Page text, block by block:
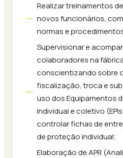
Realizar treinamentos
novos funcionários,
normas e
Supervisionar e
colaboradores na
conscientizando sobre
fiscalização, troca e
uso dos Equipamentos
individual e coletivo
controlar fichas de
de proteção individual;
Elaboração de APR